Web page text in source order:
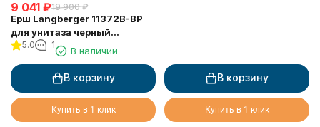
9 041 ₽19 900 ₽
Ерш Langberger 11372B-BP
для унитаза черный
квадратный к стене (колба
пластиковая)
5.0 1
В наличии
В корзину
Купить в 1 клик
В корзину
Купить в 1 клик